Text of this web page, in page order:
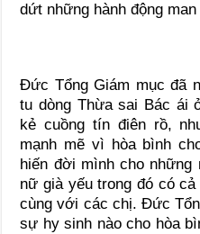
dứt những hành động
Đức Tổng Giám mục đã
tu dòng Thừa sai Bác ái
kẻ cuồng tín điên rồ,
mạnh mẽ vì hòa bình
hiến đời mình cho những
nữ già yếu trong đó có
cùng với các chị. Đức
sự hy sinh nào cho hòa